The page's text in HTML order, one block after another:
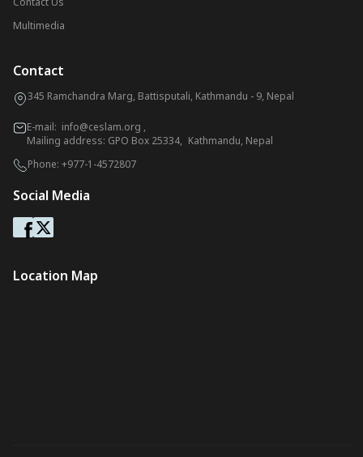
Multimedia
Contact
345 Ramchandra Marg, Battisputali, Kathmandu - 9, Nepal
E-mail: info@ceslam.org ,
Mailing address: GPO Box 25334, Kathmandu, Nepal
Phone: +977-1-4572807
Social Media
Location Map